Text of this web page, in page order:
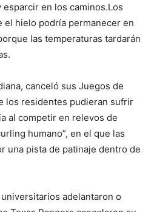
en los caminos.Los
el hielo podría permanecer en
las temperaturas tardarán
canceló sus Juegos de
los residentes pudieran sufrir
al competir en relevos de
humano”, en el que las
una pista de patinaje dentro de
adelantaron o